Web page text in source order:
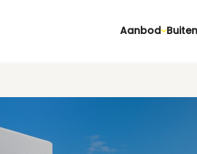
Aanbod